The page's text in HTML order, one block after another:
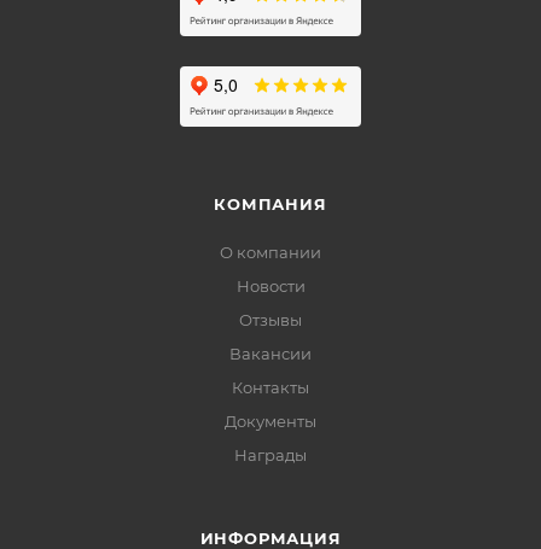
КОМПАНИЯ
О компании
Новости
Отзывы
Вакансии
Контакты
Документы
Награды
ИНФОРМАЦИЯ